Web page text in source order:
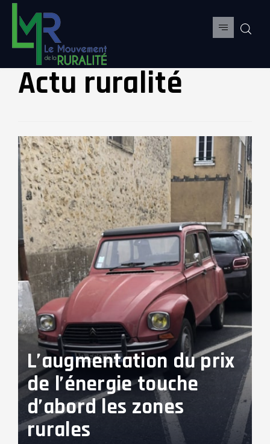
Actu ruralité
L’augmentation du prix
de l’énergie touche
d’abord les zones
rurales